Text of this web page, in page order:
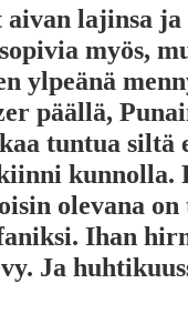
lajinsa ja
myös,
ylpeänä
päällä,
tuntua siltä
kunnolla.
olevana
Ihan
Ja